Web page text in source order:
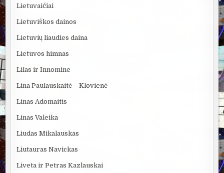
Lietuvaičiai
Lietuviškos dainos
Lietuvių liaudies daina
Lietuvos himnas
Lilas ir Innomine
Lina Paulauskaitė – Klovienė
Linas Adomaitis
Linas Valeika
Liudas Mikalauskas
Liutauras Navickas
Liveta ir Petras Kazlauskai